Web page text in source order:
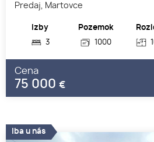
Predaj, Martovce
Izby
3
Pozemok
1000
Cena
75 000 €
Iba u nás